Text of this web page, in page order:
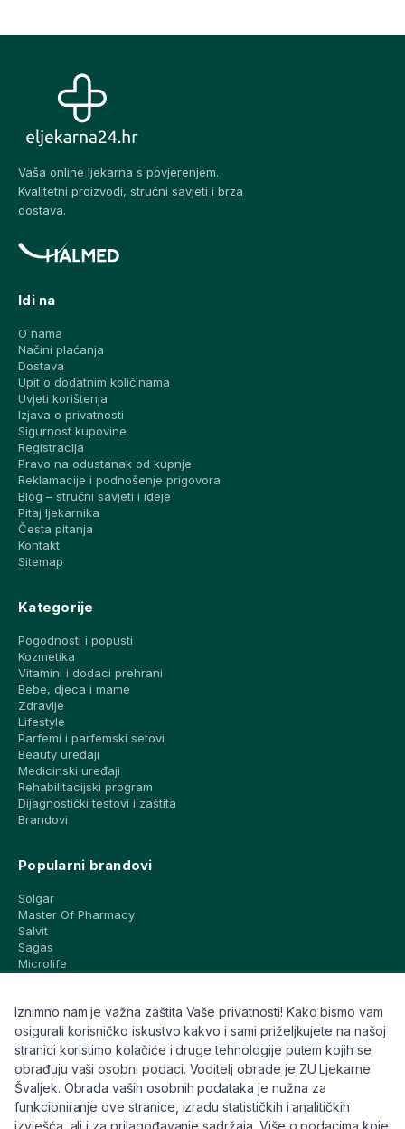
Vaša online ljekarna s povjerenjem.
Kvalitetni proizvodi, stručni savjeti i brza
dostava.
Idi na
O nama
Načini plaćanja
Dostava
Upit o dodatnim količinama
Uvjeti korištenja
Izjava o privatnosti
Sigurnost kupovine
Registracija
Pravo na odustanak od kupnje
Reklamacije i podnošenje prigovora
Blog – stručni savjeti i ideje
Pitaj ljekarnika
Česta pitanja
Kontakt
Sitemap
Kategorije
Pogodnosti i popusti
Kozmetika
Vitamini i dodaci prehrani
Bebe, djeca i mame
Zdravlje
Lifestyle
Parfemi i parfemski setovi
Beauty uređaji
Medicinski uređaji
Rehabilitacijski program
Dijagnostički testovi i zaštita
Brandovi
Popularni brandovi
Solgar
Master Of Pharmacy
Salvit
Sagas
Microlife
CeraVe
Eucerin
Avene
Bioderma
Svi brandovi
Info
Iznimno nam je važna zaštita Vaše privatnosti! Kako bismo vam
osigurali korisničko iskustvo kakvo i sami priželjkujete na našoj
stranici koristimo kolačiće i druge tehnologije putem kojih se
obrađuju vaši osobni podaci. Voditelj obrade je ZU Ljekarne
Švaljek. Obrada vaših osobnih podataka je nužna za
funkcioniranje ove stranice, izradu statističkih i analitičkih
izvješća, ali i za prilagođavanje sadržaja. Više o podacima koje